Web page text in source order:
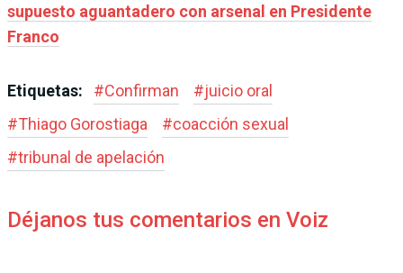
supuesto aguantadero con arsenal en Presidente
Franco
Etiquetas: #Confirman #juicio oral
#Thiago Gorostiaga #coacción sexual
#tribunal de apelación
Déjanos tus comentarios en Voiz